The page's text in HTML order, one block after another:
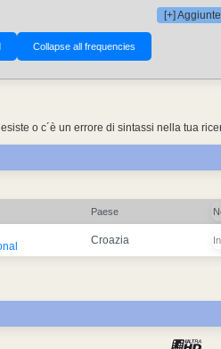
[+]
o c´è un errore di sintassi nella tua
Paese
Croazia